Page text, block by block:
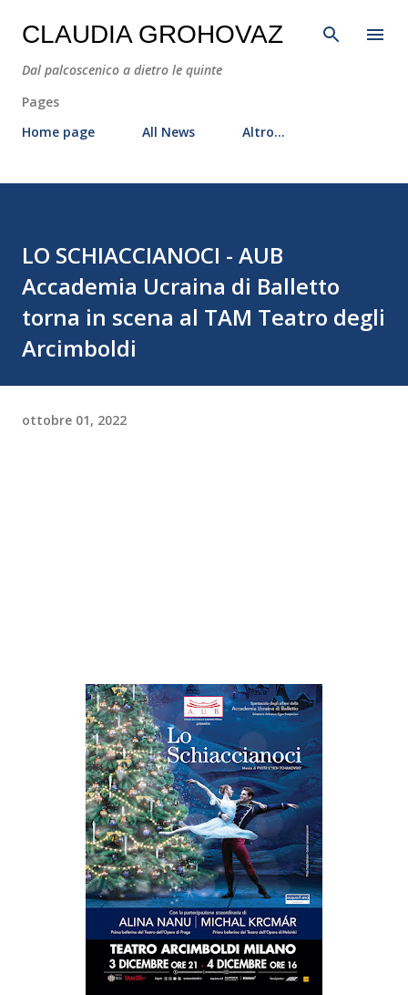
Passa ai contenuti principali
CLAUDIA GROHOVAZ
Dal palcoscenico a dietro le quinte
Pages
Home page
All News Altro…
LO SCHIACCIANOCI - AUB
Accademia Ucraina di Balletto
torna in scena al TAM Teatro degli
Arcimboldi
ottobre 01, 2022